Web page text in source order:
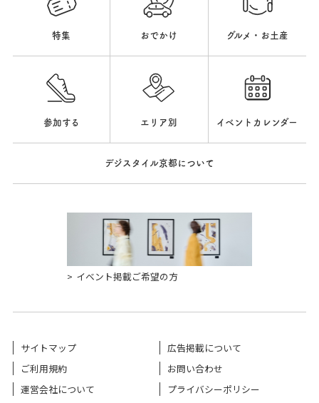
特集 おでかけ グルメ・お土産
参加する エリア別 イベントカレンダー
デジスタイル京都について
イベント掲載ご希望の方
サイトマップ
広告掲載について
ご利用規約
お問い合わせ
運営会社について
プライバシーポリシー